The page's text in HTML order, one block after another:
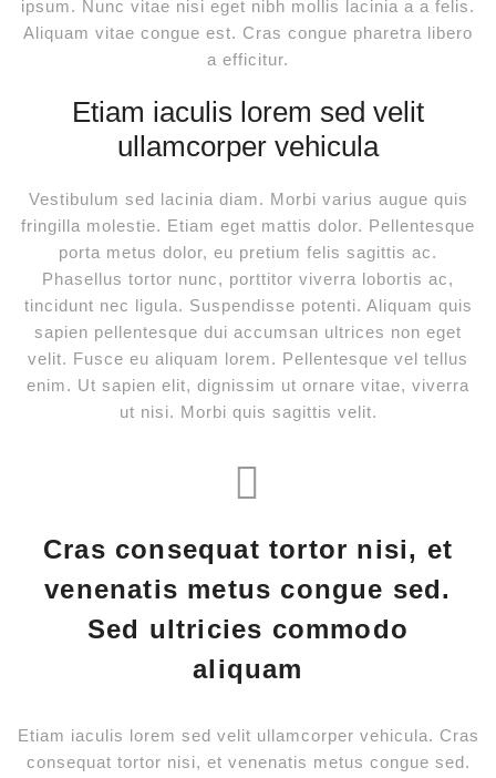
ipsum. Nunc vitae nisi eget nibh mollis lacinia a a felis.
Aliquam vitae congue est. Cras congue pharetra libero
a efficitur.
Etiam iaculis lorem sed velit
ullamcorper vehicula
Vestibulum sed lacinia diam. Morbi varius augue quis
fringilla molestie. Etiam eget mattis dolor. Pellentesque
porta metus dolor, eu pretium felis sagittis ac.
Phasellus tortor nunc, porttitor viverra lobortis ac,
tincidunt nec ligula. Suspendisse potenti. Aliquam quis
sapien pellentesque dui accumsan ultrices non eget
velit. Fusce eu aliquam lorem. Pellentesque vel tellus
enim. Ut sapien elit, dignissim ut ornare vitae, viverra
ut nisi. Morbi quis sagittis velit.
Cras consequat tortor nisi, et
venenatis metus congue sed.
Sed ultricies commodo
aliquam
Etiam iaculis lorem sed velit ullamcorper vehicula. Cras
consequat tortor nisi, et venenatis metus congue sed.